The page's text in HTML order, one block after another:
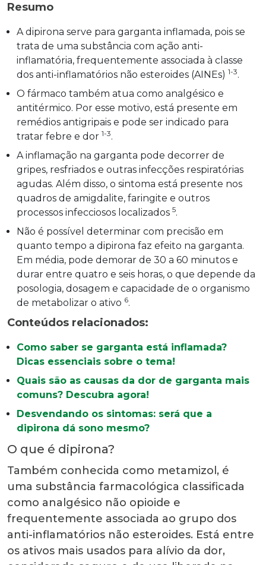
Resumo
A dipirona serve para garganta inflamada, pois se
trata de uma substância com ação anti-
inflamatória, frequentemente associada à classe
dos anti-inflamatórios não esteroides (AINEs) 1-3.
O fármaco também atua como analgésico e
antitérmico. Por esse motivo, está presente em
remédios antigripais e pode ser indicado para
tratar febre e dor 1-3.
A inflamação na garganta pode decorrer de
gripes, resfriados e outras infecções respiratórias
agudas. Além disso, o sintoma está presente nos
quadros de amigdalite, faringite e outros
processos infecciosos localizados 5.
Não é possível determinar com precisão em
quanto tempo a dipirona faz efeito na garganta.
Em média, pode demorar de 30 a 60 minutos e
durar entre quatro e seis horas, o que depende da
posologia, dosagem e capacidade de o organismo
de metabolizar o ativo 6.
Conteúdos relacionados:
Como saber se garganta está inflamada?
Dicas essenciais sobre o tema!
Quais são as causas da dor de garganta mais
comuns? Descubra agora!
Desvendando os sintomas: será que a
dipirona dá sono mesmo?
O que é dipirona?
Também conhecida como metamizol, é
uma substância farmacológica classificada
como analgésico não opioide e
frequentemente associada ao grupo dos
anti-inflamatórios não esteroides. Está entre
os ativos mais usados para alívio da dor,